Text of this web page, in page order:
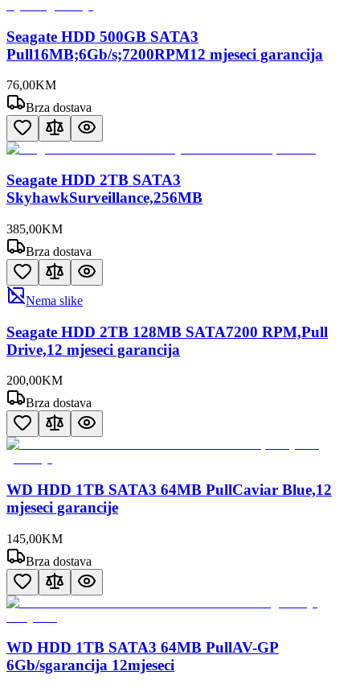
Seagate HDD 500GB SATA3
Pull16MB;6Gb/s;7200RPM12 mjeseci garancija
76,00KM
Brza dostava
Seagate HDD 2TB SATA3
SkyhawkSurveillance,256MB
385,00KM
Brza dostava
Nema slike
Seagate HDD 2TB 128MB SATA7200 RPM,Pull
Drive,12 mjeseci garancija
200,00KM
Brza dostava
WD HDD 1TB SATA3 64MB PullCaviar Blue,12
mjeseci garancije
145,00KM
Brza dostava
WD HDD 1TB SATA3 64MB PullAV-GP
6Gb/sgarancija 12mjeseci